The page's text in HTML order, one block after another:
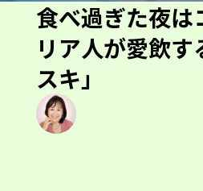
食べ過ぎた夜は
リア人が愛飲す
スキ」